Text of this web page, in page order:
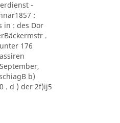
-
:
in : des Dor
.
176
b)
. d ) der 2f)ij5